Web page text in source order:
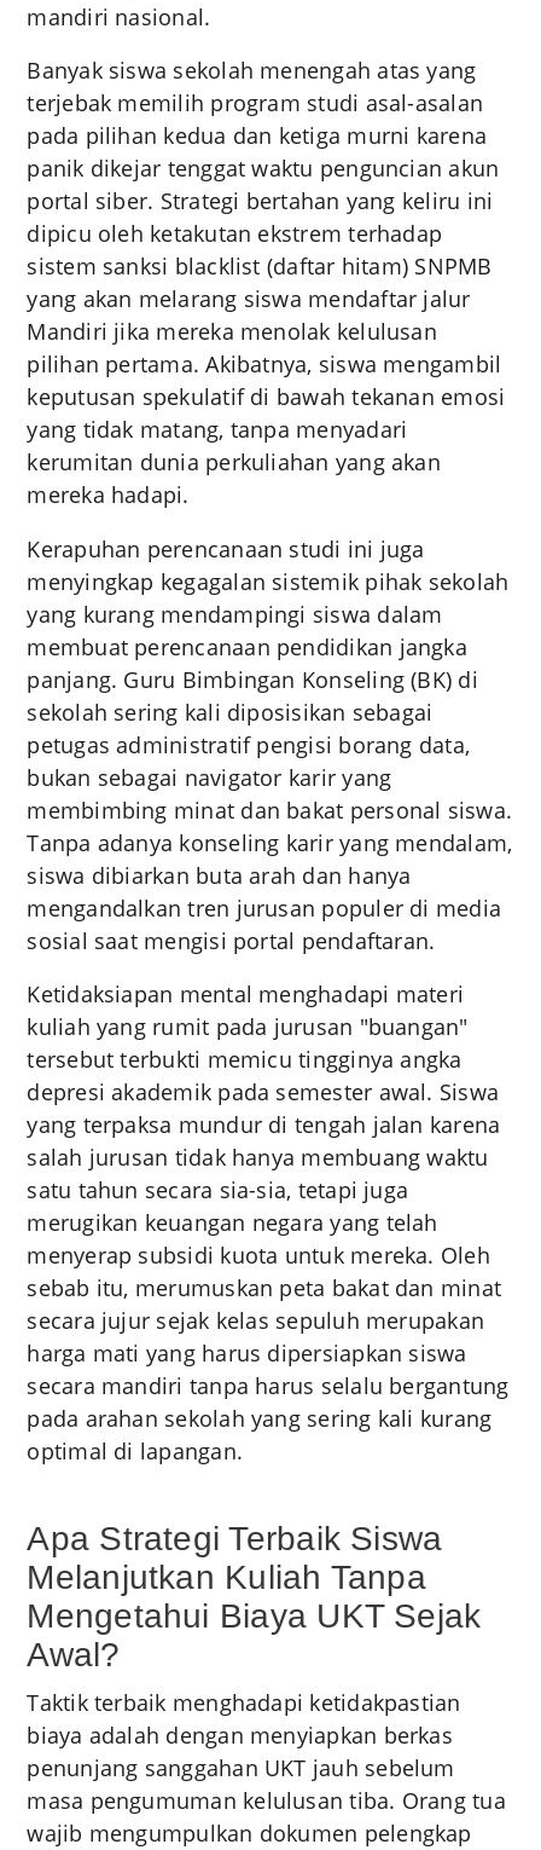
mandiri nasional.
Banyak siswa sekolah menengah atas yang
terjebak memilih program studi asal-asalan
pada pilihan kedua dan ketiga murni karena
panik dikejar tenggat waktu penguncian akun
portal siber. Strategi bertahan yang keliru ini
dipicu oleh ketakutan ekstrem terhadap
sistem sanksi blacklist (daftar hitam) SNPMB
yang akan melarang siswa mendaftar jalur
Mandiri jika mereka menolak kelulusan
pilihan pertama. Akibatnya, siswa mengambil
keputusan spekulatif di bawah tekanan emosi
yang tidak matang, tanpa menyadari
kerumitan dunia perkuliahan yang akan
mereka hadapi.
Kerapuhan perencanaan studi ini juga
menyingkap kegagalan sistemik pihak sekolah
yang kurang mendampingi siswa dalam
membuat perencanaan pendidikan jangka
panjang. Guru Bimbingan Konseling (BK) di
sekolah sering kali diposisikan sebagai
petugas administratif pengisi borang data,
bukan sebagai navigator karir yang
membimbing minat dan bakat personal siswa.
Tanpa adanya konseling karir yang mendalam,
siswa dibiarkan buta arah dan hanya
mengandalkan tren jurusan populer di media
sosial saat mengisi portal pendaftaran.
Ketidaksiapan mental menghadapi materi
kuliah yang rumit pada jurusan "buangan"
tersebut terbukti memicu tingginya angka
depresi akademik pada semester awal. Siswa
yang terpaksa mundur di tengah jalan karena
salah jurusan tidak hanya membuang waktu
satu tahun secara sia-sia, tetapi juga
merugikan keuangan negara yang telah
menyerap subsidi kuota untuk mereka. Oleh
sebab itu, merumuskan peta bakat dan minat
secara jujur sejak kelas sepuluh merupakan
harga mati yang harus dipersiapkan siswa
secara mandiri tanpa harus selalu bergantung
pada arahan sekolah yang sering kali kurang
optimal di lapangan.
Apa Strategi Terbaik Siswa
Melanjutkan Kuliah Tanpa
Mengetahui Biaya UKT Sejak
Awal?
Taktik terbaik menghadapi ketidakpastian
biaya adalah dengan menyiapkan berkas
penunjang sanggahan UKT jauh sebelum
masa pengumuman kelulusan tiba. Orang tua
wajib mengumpulkan dokumen pelengkap